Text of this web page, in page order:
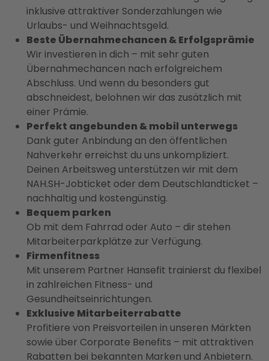
inklusive attraktiver Sonderzahlungen wie
Urlaubs- und Weihnachtsgeld.
Beste Übernahmechancen & Erfolgsprämie
Wir investieren in dich – mit sehr guten
Übernahmechancen nach erfolgreichem
Abschluss. Und wenn du besonders gut
abschneidest, belohnen wir das zusätzlich mit
einer Prämie.
Perfekt angebunden & mobil unterwegs
Dank guter Anbindung an den öffentlichen
Nahverkehr erreichst du uns unkompliziert.
Deinen Arbeitsweg unterstützen wir mit dem
NAH.SH-Jobticket oder dem Deutschlandticket –
nachhaltig und kostengünstig.
Bequem parken
Ob mit dem Fahrrad oder Auto – dir stehen
Mitarbeiterparkplätze zur Verfügung.
Firmenfitness
Mit unserem Partner Hansefit trainierst du flexibel
in zahlreichen Fitness- und
Gesundheitseinrichtungen.
Exklusive Mitarbeiterrabatte
Profitiere von Preisvorteilen in unseren Märkten
sowie über Corporate Benefits – mit attraktiven
Rabatten bei bekannten Marken und Anbietern.